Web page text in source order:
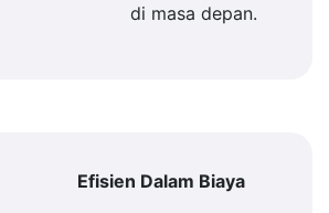
di masa depan.
Efisien Dalam Biaya